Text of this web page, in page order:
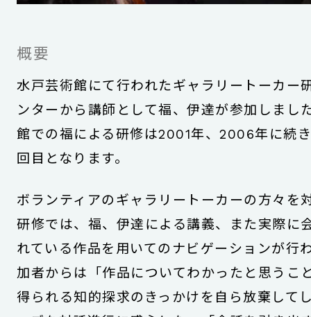
概要
水戸芸術館にて行われたギャラリートーカー
ンターから講師として福、伊達が参加しまし
館での福による研修は2001年、2006年に続
回目となります。
ボランティアのギャラリートーカーの方々を
研修では、福、伊達による講義、また実際に
れている作品を用いてのナビゲーションが行
加者からは「作品についてわかったと思うこ
得られる知的探求のきっかけを自ら放棄して